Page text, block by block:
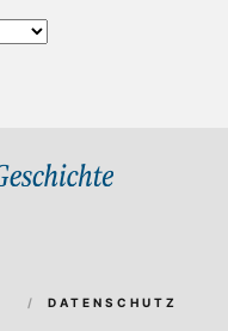
DATENSCHUTZ